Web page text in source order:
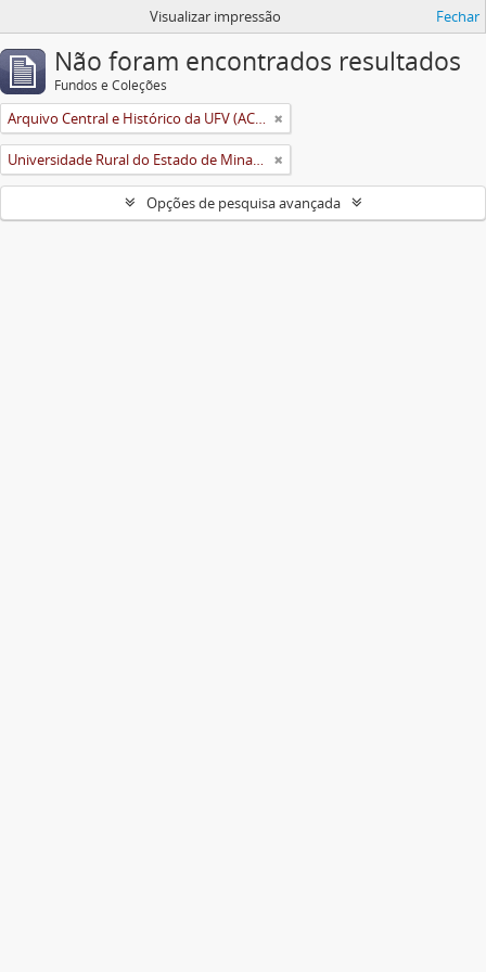
Visualizar impressão Fechar
Não foram encontrados resultados
Fundos e Coleções
Arquivo Central e Histórico da UFV (ACH-UFV)
Universidade Rural do Estado de Minas Gerais (Uremg)
Opções de pesquisa avançada